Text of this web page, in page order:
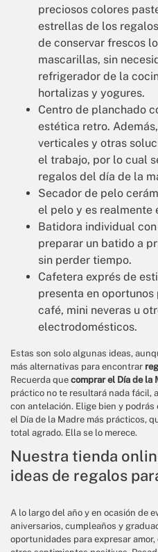
preciosos colores
estrellas de los
de conservar frescos
mascarillas, sin
refrigerador de la
hortalizas y yogures.
Centro de planchado
estética retro.
verticales y otras
el trabajo, por lo cual
regalos del día de la
Secador de pelo
el pelo y es realmente
Batidora individual
preparar un batido a
sin perder tiempo.
Cafetera exprés de
presenta en
café, mini neveras u
electrodomésticos.
Estas son solo algunas ideas,
más alternativas para encontrar
Recuerda que comprar el Día de la
práctico no te resultará nada fácil,
con antelación. Elige bien y
el Día de la Madre más prácticos,
total agrado. Ella se lo merece.
Nuestra tienda
ideas de regalos
A lo largo del año y en ocasión de
aniversarios, cumpleaños y
oportunidades para expresar